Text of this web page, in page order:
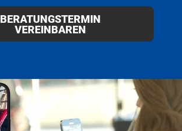
BERATUNGSTERMIN
VEREINBAREN